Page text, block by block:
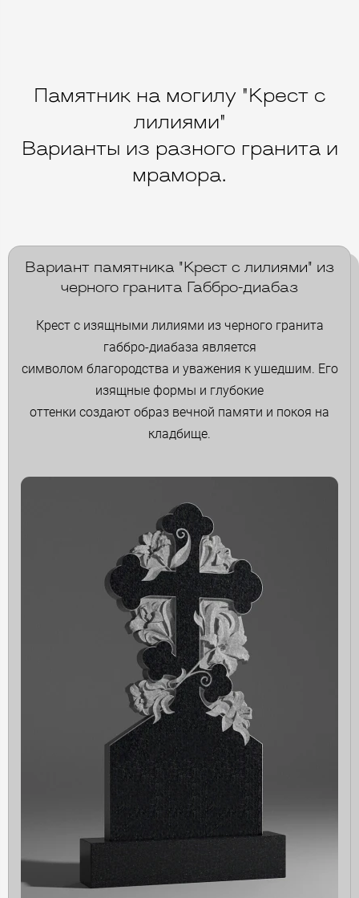
Памятник на могилу "Крест с
лилиями"
Варианты из разного гранита и
мрамора.
Вариант памятника "Крест с лилиями" из
черного гранита Габбро-диабаз
Крест с изящными лилиями из черного гранита
габбро-диабаза является
символом благородства и уважения к ушедшим. Его
изящные формы и глубокие
оттенки создают образ вечной памяти и покоя на
кладбище.